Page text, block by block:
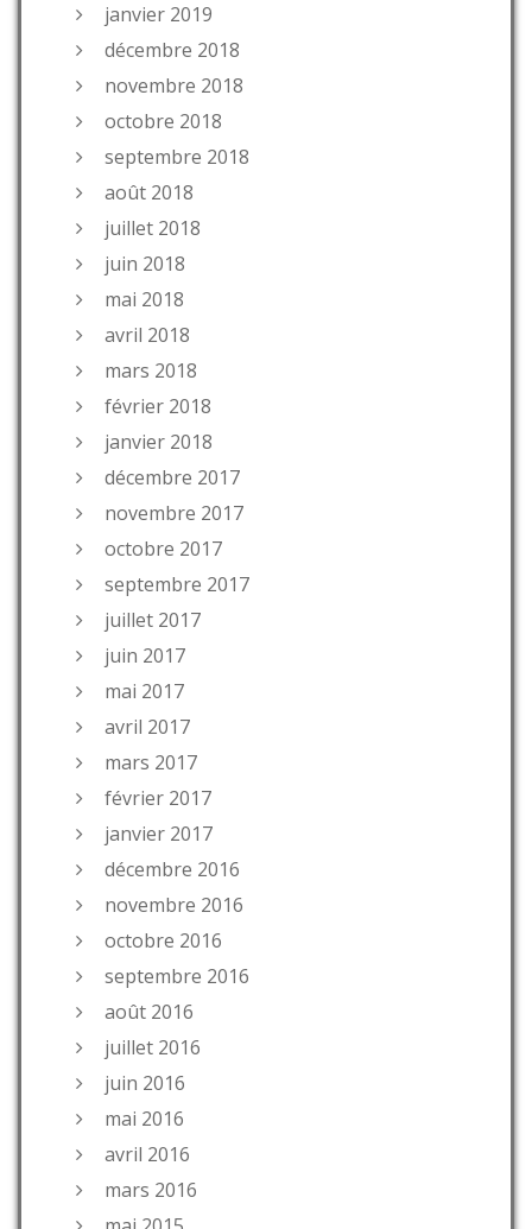
janvier 2019
décembre 2018
novembre 2018
octobre 2018
septembre 2018
août 2018
juillet 2018
juin 2018
mai 2018
avril 2018
mars 2018
février 2018
janvier 2018
décembre 2017
novembre 2017
octobre 2017
septembre 2017
juillet 2017
juin 2017
mai 2017
avril 2017
mars 2017
février 2017
janvier 2017
décembre 2016
novembre 2016
octobre 2016
septembre 2016
août 2016
juillet 2016
juin 2016
mai 2016
avril 2016
mars 2016